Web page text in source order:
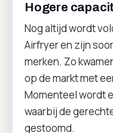
Hogere
Nog altijd wordt
Airfryer en zijn
merken. Zo
op de markt met
Momenteel wordt
waarbij de
gestoomd.